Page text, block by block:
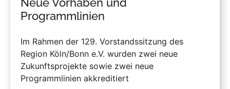
Programmlinien
Im Rahmen der 129. Vorstandssitzung des
Region Köln/Bonn e.V. wurden zwei neue
Zukunftsprojekte sowie zwei neue
Programmlinien akkreditiert